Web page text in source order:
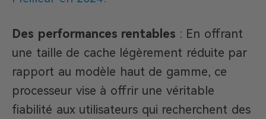
Des performances rentables : En offrant
une taille de cache légèrement réduite par
rapport au modèle haut de gamme, ce
processeur vise à offrir une véritable
fiabilité aux utilisateurs qui recherchent des